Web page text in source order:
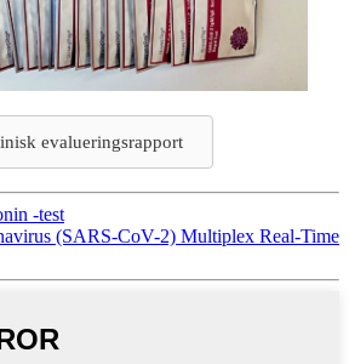
evalueringsrapport
-test
(SARS-CoV-2) Multiplex Real-Time